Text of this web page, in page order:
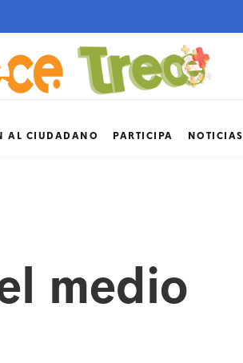
AL CIUDADANO PARTICIPA NOTICIAS
medio